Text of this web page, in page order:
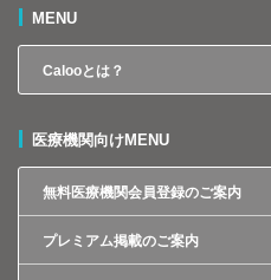
MENU
Calooとは？
医療機関向けMENU
無料医療機関会員登録のご案内
プレミアム掲載のご案内